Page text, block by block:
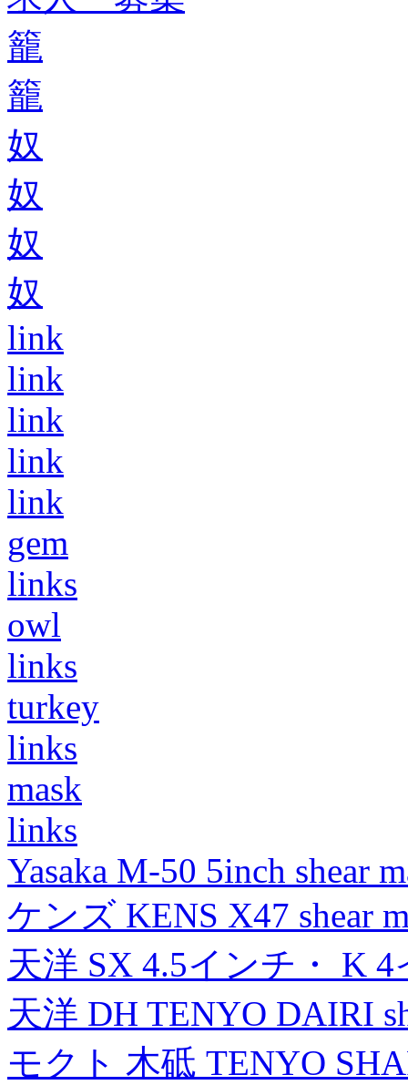
籠
籠
奴
奴
奴
奴
link
link
link
link
link
gem
links
owl
links
turkey
links
mask
links
Yasaka M-50 5inch shear
ケンズ KENS X47 shear
天洋 SX 4.5インチ・ K
天洋 DH TENYO DAIRI
モクト 木砥 TENYO